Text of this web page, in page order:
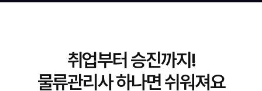
취업부터 승진까지!
물류관리사 하나면 쉬워져요